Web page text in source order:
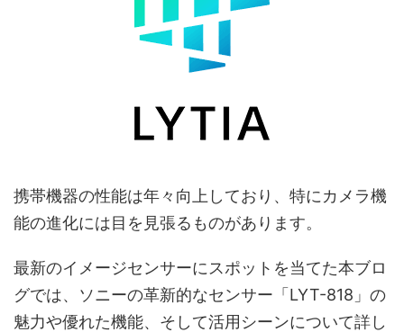
携帯機器の性能は年々向上しており、特にカメラ機
能の進化には目を見張るものがあります。
最新のイメージセンサーにスポットを当てた本ブロ
グでは、ソニーの革新的なセンサー「LYT-818」の
魅力や優れた機能、そして活用シーンについて詳し